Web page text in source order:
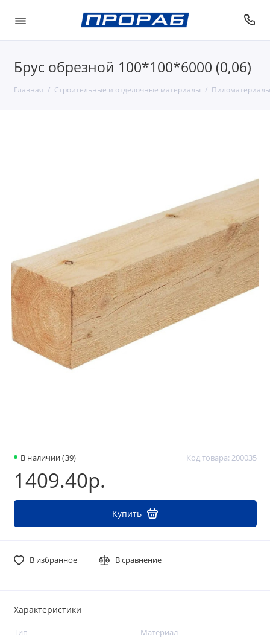
Брус обрезной 100*100*6000 (0,06)
Главная Строительные и отделочные материалы
В наличии (39) Код товара: 200035
1409.40р.
Купить
В избранное В сравнение
Характеристики
Тип Материал